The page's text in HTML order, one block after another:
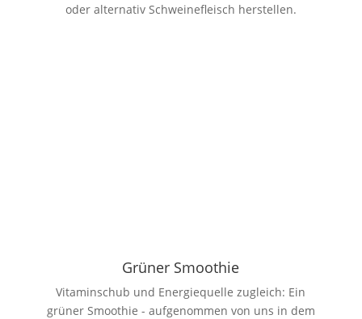
oder alternativ Schweinefleisch herstellen.
Grüner Smoothie
Vitaminschub und Energiequelle zugleich: Ein
grüner Smoothie - aufgenommen von uns in dem